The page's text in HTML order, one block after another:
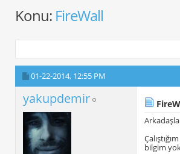
Konu: FireWall
01-22-2014, 12:55 PM
yakupdemir
bilgim